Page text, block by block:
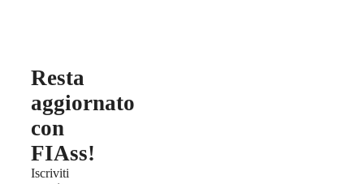
Resta
aggiornato
con
FIAss!
Iscriviti